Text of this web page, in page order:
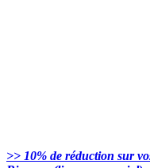
>> 10% de réduction sur